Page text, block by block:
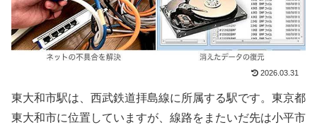
2026.03.31
東大和市駅は、西武鉄道拝島線に所属する駅です。東京都
東大和市に位置していますが、線路をまたいだ先は小平市